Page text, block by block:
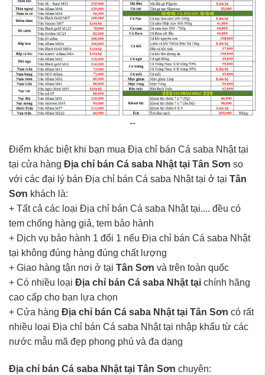
--
Điểm khác biệt khi bạn mua Địa chỉ bán Cá saba Nhật tại
tại cửa hàng Địa chỉ bán Cá saba Nhật tại Tân Sơn so
với các đại lý bán Địa chỉ bán Cá saba Nhật tại ở tại Tân
Sơn khách là:
+ Tất cả các loại Địa chỉ bán Cá saba Nhật tại.... đều có
tem chống hàng giả, tem bảo hành
+ Dịch vụ bảo hành 1 đổi 1 nếu Địa chỉ bán Cá saba Nhật
tại không đúng hàng đúng chất lượng
+ Giao hàng tận nơi ở tại Tân Sơn và trên toàn quốc
+ Có nhiều loại Địa chỉ bán Cá saba Nhật tại chính hãng
cao cấp cho bạn lựa chọn
+ Cửa hàng Địa chỉ bán Cá saba Nhật tại Tân Sơn có rất
nhiều loại Địa chỉ bán Cá saba Nhật tại nhập khẩu từ các
nước mẫu mã đẹp phong phú và đa dạng
Địa chỉ bán Cá saba Nhật tại Tân Sơn chuyên: